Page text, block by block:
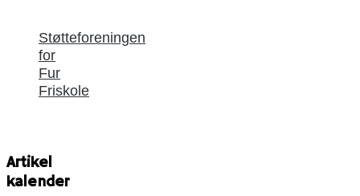
Støtteforeningen
for
Fur
Friskole
Artikel
kalender